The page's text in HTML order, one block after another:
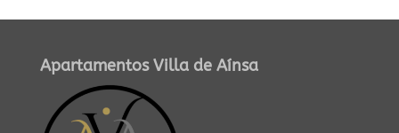
Apartamentos Villa de Aínsa